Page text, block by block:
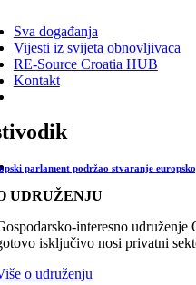
Sva događanja
Vijesti iz svijeta obnovljivaca
RE-Source Croatia HUB
Kontakt
parlament podržao stvaranje
UDRUŽENJU
interesno
isključivo nosi privatni
o udruženju